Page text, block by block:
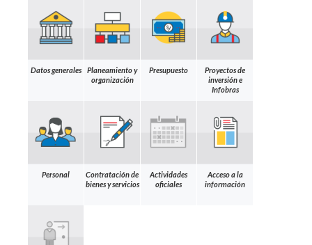
Datos generales
Planeamiento y
organización
Presupuesto
Proyectos de
inversión e
Infobras
Personal
Contratación de
bienes y servicios
Actividades
oficiales
Acceso a la
información